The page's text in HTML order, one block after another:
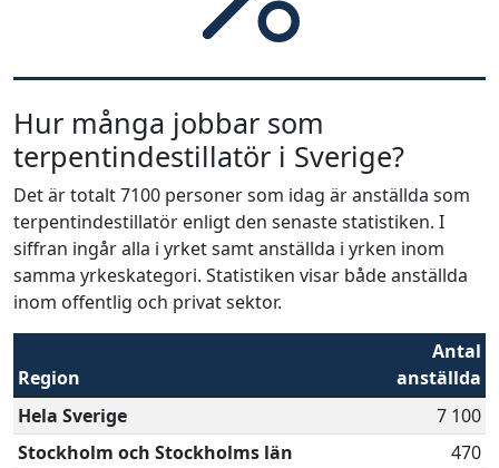
Hur många jobbar som
terpentindestillatör i Sverige?
Det är totalt 7100 personer som idag är anställda som
terpentindestillatör enligt den senaste statistiken. I
siffran ingår alla i yrket samt anställda i yrken inom
samma yrkeskategori. Statistiken visar både anställda
inom offentlig och privat sektor.
Region
Antal
anställda
Hela Sverige
7 100
Stockholm och Stockholms län
470